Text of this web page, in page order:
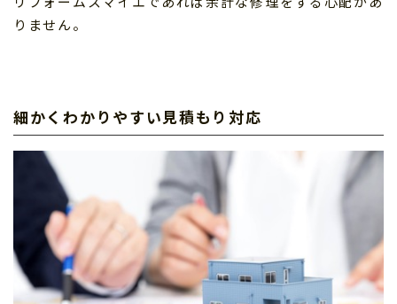
りません。
細かくわかりやすい見積もり対応